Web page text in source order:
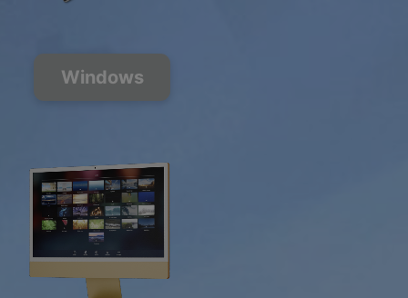
Windows